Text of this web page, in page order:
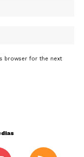
browser for the next